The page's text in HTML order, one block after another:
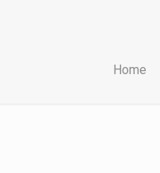
Home